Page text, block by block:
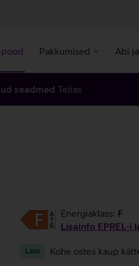
pood Pakkumised Abi
seadmed Telias
Energiaklass: F
Lisainfo EPREL-i
Laos Kohe ostes kaup